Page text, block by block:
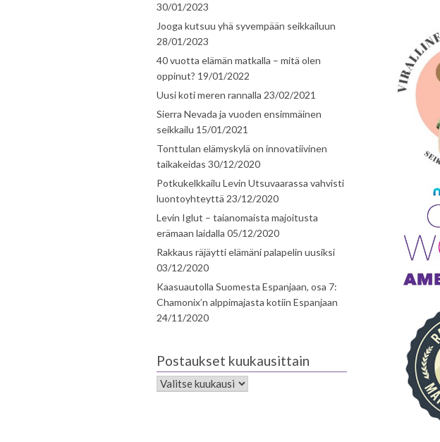
30/01/2023
Jooga kutsuu yhä syvempään seikkailuun
28/01/2023
40 vuotta elämän matkalla – mitä olen
oppinut? 19/01/2022
Uusi koti meren rannalla 23/02/2021
Sierra Nevada ja vuoden ensimmäinen
seikkailu 15/01/2021
Tonttulan elämyskylä on innovatiivinen
taikakeidas 30/12/2020
Potkukelkkailu Levin Utsuvaarassa vahvisti
luontoyhteyttä 23/12/2020
Levin Iglut – taianomaista majoitusta
erämaan laidalla 05/12/2020
Rakkaus räjäytti elämäni palapelin uusiksi
03/12/2020
Kaasuautolla Suomesta Espanjaan, osa 7:
Chamonix’n alppimajasta kotiin Espanjaan
24/11/2020
Postaukset kuukausittain